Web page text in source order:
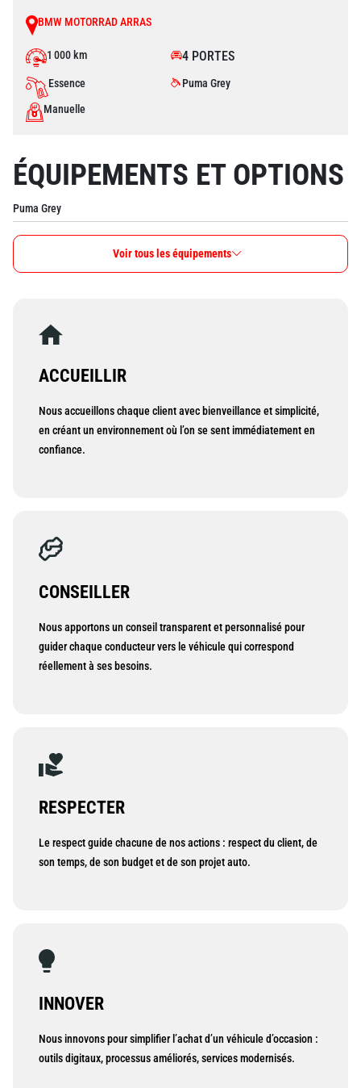
BMW MOTORRAD ARRAS
1 000 km 4 PORTES
Essence
Puma Grey
Manuelle
ÉQUIPEMENTS ET OPTIONS
Puma Grey
Voir tous les équipements
ACCUEILLIR
Nous accueillons chaque client avec bienveillance et simplicité,
en créant un environnement où l’on se sent immédiatement en
confiance.
CONSEILLER
Nous apportons un conseil transparent et personnalisé pour
guider chaque conducteur vers le véhicule qui correspond
réellement à ses besoins.
RESPECTER
Le respect guide chacune de nos actions : respect du client, de
son temps, de son budget et de son projet auto.
INNOVER
Nous innovons pour simplifier l’achat d’un véhicule d’occasion :
outils digitaux, processus améliorés, services modernisés.